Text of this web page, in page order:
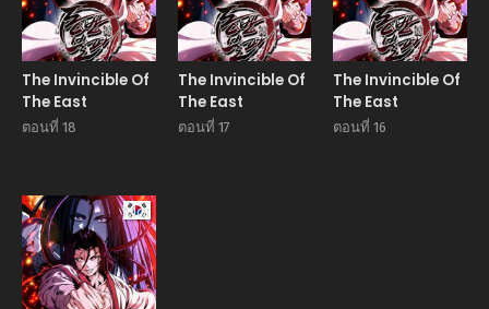
The Invincible Of
The East
ตอนที่ 18
The Invincible Of
The East
ตอนที่ 17
The Invincible Of
The East
ตอนที่ 16
Manhwa